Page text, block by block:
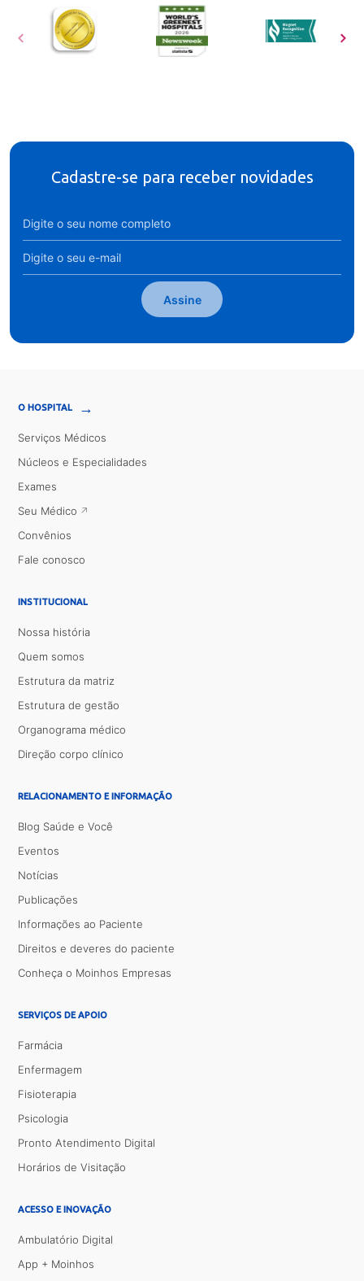
Cadastre-se para receber novidades
Assine
O HOSPITAL →
Serviços Médicos
Núcleos e Especialidades
Exames
Seu Médico
Convênios
Fale conosco
INSTITUCIONAL
Nossa história
Quem somos
Estrutura da matriz
Estrutura de gestão
Organograma médico
Direção corpo clínico
RELACIONAMENTO E INFORMAÇÃO
Blog Saúde e Você
Eventos
Notícias
Publicações
Informações ao Paciente
Direitos e deveres do paciente
Conheça o Moinhos Empresas
SERVIÇOS DE APOIO
Farmácia
Enfermagem
Fisioterapia
Psicologia
Pronto Atendimento Digital
Horários de Visitação
ACESSO E INOVAÇÃO
Ambulatório Digital
App + Moinhos